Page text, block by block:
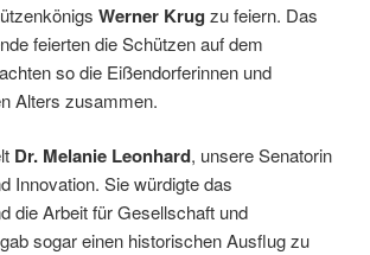
Werner Krug zu feiern. Das
feierten die Schützen auf dem
so die Eißendorferinnen und
Alters zusammen.
Dr. Melanie Leonhard, unsere Senatorin
Innovation. Sie würdigte das
die Arbeit für Gesellschaft und
sogar einen historischen Ausflug zu